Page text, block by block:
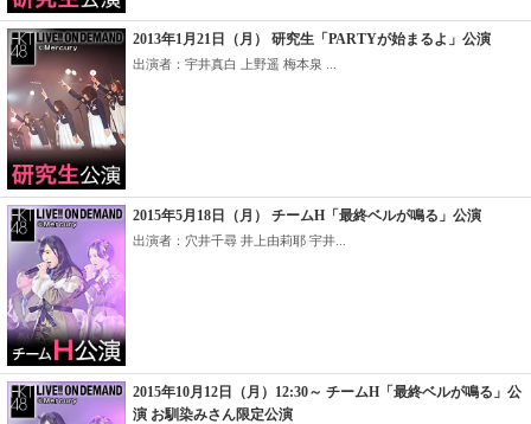
2013年1月21日（月） 研究生「PARTYが始まるよ」公演
出演者：宇井真白 上野遥 梅本泉 ...
2015年5月18日（月） チームH「最終ベルが鳴る」公演
出演者：穴井千尋 井上由莉耶 宇井...
2015年10月12日（月）12:30～ チームH「最終ベルが鳴る」公
演 お馴染みさん限定公演